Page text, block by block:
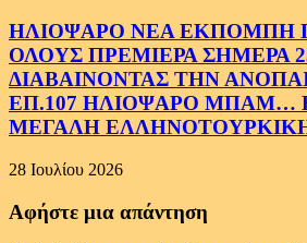
ΗΛΙΟΨΑΡΟ ΝΕΑ ΕΚΠΟΜΠΗ
ΟΛΟΥΣ ΠΡΕΜΙΕΡΑ ΣΗΜΕΡΑ
ΔΙΑΒΑΙΝΟΝΤΑΣ ΤΗΝ
ΕΠ.107 ΗΛΙΟΨΑΡΟ ΜΠΑΜ…
ΜΕΓΑΛΗ
28 Ιουλίου 2026
Αφήστε μια απάντηση